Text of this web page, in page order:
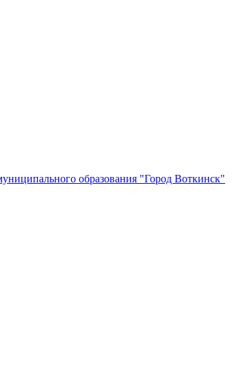
образования "Город Воткинск"